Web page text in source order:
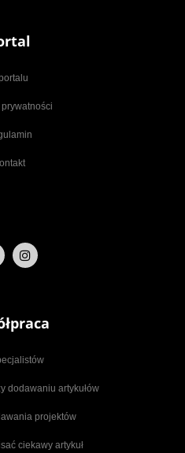
prywatności
dodawaniu artykułów
projektów
ciekawy artykuł